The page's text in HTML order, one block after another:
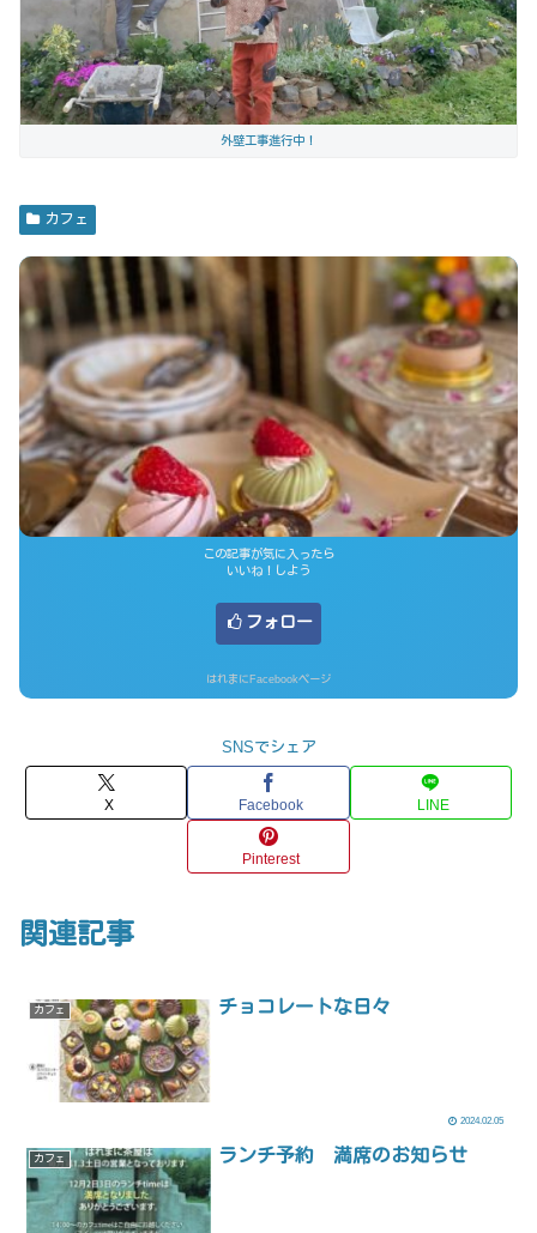
外壁工事進行中！
カフェ
この記事が気に入ったら
いいね！しよう
フォロー
はれまにFacebookページ
SNSでシェア
X Facebook LINE
Pinterest
関連記事
カフェ チョコレートな日々
2024.02.05
カフェ ランチ予約 満席のお知らせ